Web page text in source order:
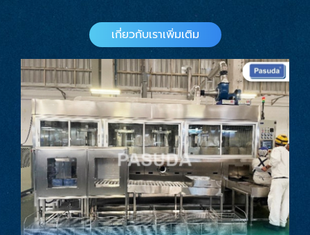
เกี่ยวกับเราเพิ่มเติม